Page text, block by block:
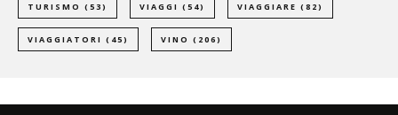
TURISMO (53) VIAGGI (54) VIAGGIARE (82)
VIAGGIATORI (45) VINO (206)